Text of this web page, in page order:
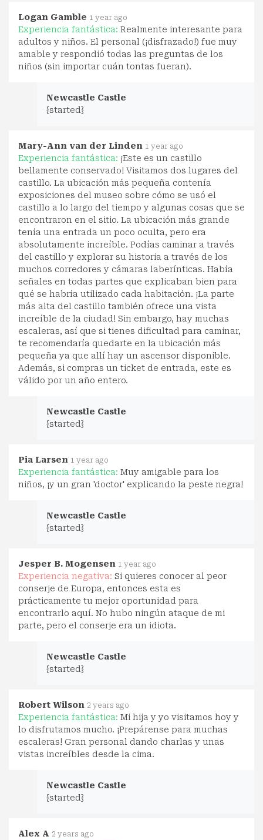
Logan Gamble 1 year ago
Experiencia fantástica: Realmente interesante para
adultos y niños. El personal (¡disfrazado!) fue muy
amable y respondió todas las preguntas de los
niños (sin importar cuán tontas fueran).
Newcastle Castle
{started}
Mary-Ann van der Linden 1 year ago
Experiencia fantástica: ¡Este es un castillo
bellamente conservado! Visitamos dos lugares del
castillo. La ubicación más pequeña contenía
exposiciones del museo sobre cómo se usó el
castillo a lo largo del tiempo y algunas cosas que se
encontraron en el sitio. La ubicación más grande
tenía una entrada un poco oculta, pero era
absolutamente increíble. Podías caminar a través
del castillo y explorar su historia a través de los
muchos corredores y cámaras laberínticas. Había
señales en todas partes que explicaban bien para
qué se habría utilizado cada habitación. ¡La parte
más alta del castillo también ofrece una vista
increíble de la ciudad! Sin embargo, hay muchas
escaleras, así que si tienes dificultad para caminar,
te recomendaría quedarte en la ubicación más
pequeña ya que allí hay un ascensor disponible.
Además, si compras un ticket de entrada, este es
válido por un año entero.
Newcastle Castle
{started}
Pia Larsen 1 year ago
Experiencia fantástica: Muy amigable para los
niños, ¡y un gran 'doctor' explicando la peste negra!
Newcastle Castle
{started}
Jesper B. Mogensen 1 year ago
Experiencia negativa: Si quieres conocer al peor
conserje de Europa, entonces esta es
prácticamente tu mejor oportunidad para
encontrarlo aquí. No hubo ningún ataque de mi
parte, pero el conserje era un idiota.
Newcastle Castle
{started}
Robert Wilson 2 years ago
Experiencia fantástica: Mi hija y yo visitamos hoy y
lo disfrutamos mucho. ¡Prepárense para muchas
escaleras! Gran personal dando charlas y unas
vistas increíbles desde la cima.
Newcastle Castle
{started}
Alex A 2 years ago